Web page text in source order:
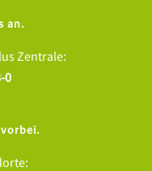
an.
Zentrale:
0